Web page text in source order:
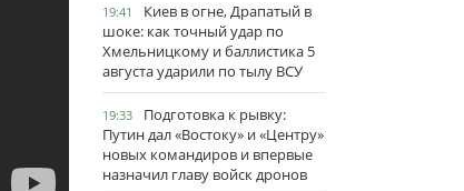
19:41
Киев в огне, Драпатый в
шоке: как точный удар по
Хмельницкому и баллистика 5
августа ударили по тылу ВСУ
19:33
Подготовка к рывку:
Путин дал «Востоку» и «Центру»
новых командиров и впервые
назначил главу войск дронов